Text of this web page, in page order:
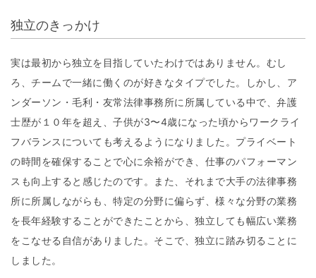
独立のきっかけ
実は最初から独立を目指していたわけではありません。むし
ろ、チームで一緒に働くのが好きなタイプでした。しかし、ア
ンダーソン・毛利・友常法律事務所に所属している中で、弁護
士歴が１０年を超え、子供が3〜4歳になった頃からワークライ
フバランスについても考えるようになりました。プライベート
の時間を確保することで心に余裕ができ、仕事のパフォーマン
スも向上すると感じたのです。また、それまで大手の法律事務
所に所属しながらも、特定の分野に偏らず、様々な分野の業務
を長年経験することができたことから、独立しても幅広い業務
をこなせる自信がありました。そこで、独立に踏み切ることに
しました。